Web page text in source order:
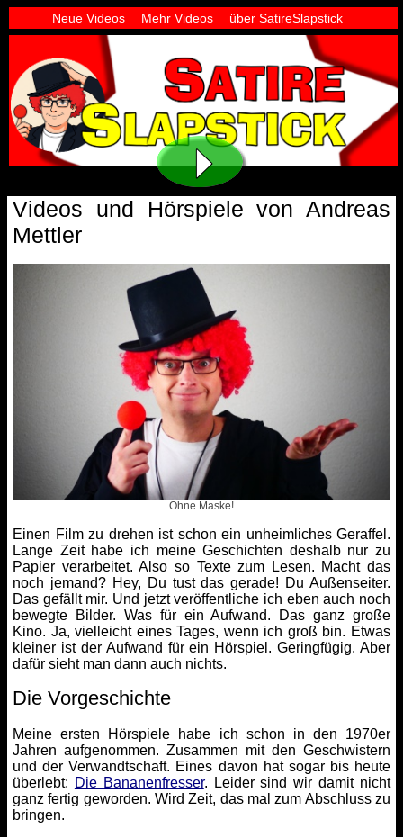
Neue Videos Mehr Videos über SatireSlapstick
Videos und Hörspiele von Andreas
Mettler
Ohne Maske!
Einen Film zu drehen ist schon ein unheimliches Geraffel.
Lange Zeit habe ich meine Geschichten deshalb nur zu
Papier verarbeitet. Also so Texte zum Lesen. Macht das
noch jemand? Hey, Du tust das gerade! Du Außenseiter.
Das gefällt mir. Und jetzt veröffentliche ich eben auch noch
bewegte Bilder. Was für ein Aufwand. Das ganz große
Kino. Ja, vielleicht eines Tages, wenn ich groß bin. Etwas
kleiner ist der Aufwand für ein Hörspiel. Geringfügig. Aber
dafür sieht man dann auch nichts.
Die Vorgeschichte
Meine ersten Hörspiele habe ich schon in den 1970er
Jahren aufgenommen. Zusammen mit den Geschwistern
und der Verwandtschaft. Eines davon hat sogar bis heute
überlebt: Die Bananenfresser. Leider sind wir damit nicht
ganz fertig geworden. Wird Zeit, das mal zum Abschluss zu
bringen.